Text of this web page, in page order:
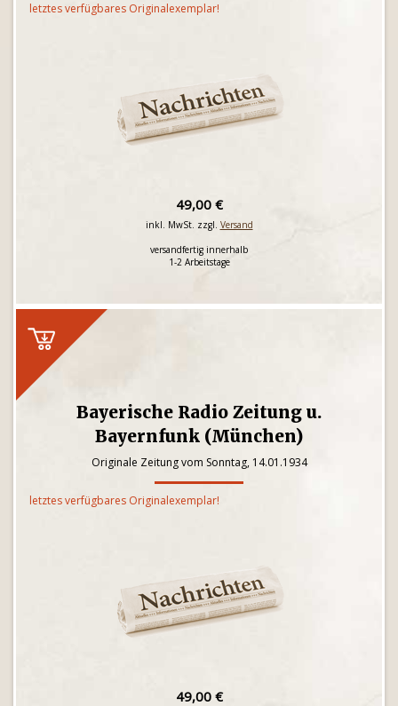
letztes verfügbares Originalexemplar!
49,00 €
inkl. MwSt. zzgl. Versand
versandfertig innerhalb
1-2 Arbeitstage
Bayerische Radio Zeitung u.
Bayernfunk (München)
Originale Zeitung vom Sonntag, 14.01.1934
letztes verfügbares Originalexemplar!
49,00 €